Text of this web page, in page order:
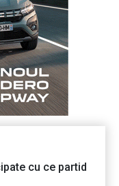
cu ce partid